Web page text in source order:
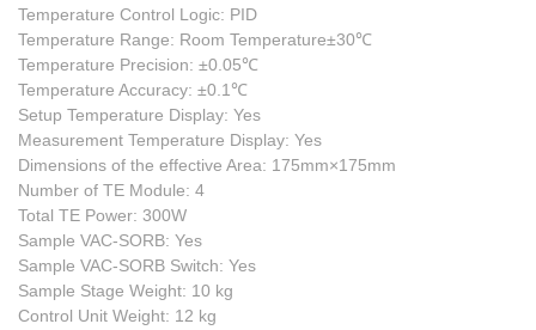
Temperature Control Logic: PID
Temperature Range: Room Temperature±30℃
Temperature Precision: ±0.05℃
Temperature Accuracy: ±0.1℃
Setup Temperature Display: Yes
Measurement Temperature Display: Yes
Dimensions of the effective Area: 175mm×175mm
Number of TE Module: 4
Total TE Power: 300W
Sample VAC-SORB: Yes
Sample VAC-SORB Switch: Yes
Sample Stage Weight: 10 kg
Control Unit Weight: 12 kg